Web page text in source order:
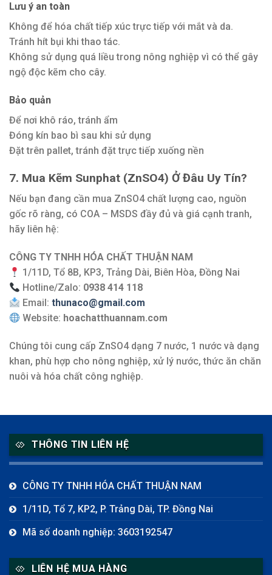
Lưu ý an toàn
Không để hóa chất tiếp xúc trực tiếp với mắt và da.
Tránh hít bụi khi thao tác.
Không sử dụng quá liều trong nông nghiệp vì có thể gây
ngộ độc kẽm cho cây.
Bảo quản
Để nơi khô ráo, tránh ẩm
Đóng kín bao bì sau khi sử dụng
Đặt trên pallet, tránh đặt trực tiếp xuống nền
7. Mua Kẽm Sunphat (ZnSO4) Ở Đâu Uy Tín?
Nếu bạn đang cần mua ZnSO4 chất lượng cao, nguồn
gốc rõ ràng, có COA – MSDS đầy đủ và giá cạnh tranh,
hãy liên hệ:
CÔNG TY TNHH HÓA CHẤT THUẬN NAM
1/11D, Tổ 8B, KP3, Trảng Dài, Biên Hòa, Đồng Nai
Hotline/Zalo: 0938 414 118
Email:thunaco@gmail.com
Website: hoachatthuannam.com
Chúng tôi cung cấp ZnSO4 dạng 7 nước, 1 nước và dạng
khan, phù hợp cho nông nghiệp, xử lý nước, thức ăn chăn
nuôi và hóa chất công nghiệp.
THÔNG TIN LIÊN HỆ
CÔNG TY TNHH HÓA CHẤT THUẬN NAM
1/11D, Tổ 7, KP2, P. Trảng Dài, TP. Đồng Nai
Mã số doanh nghiệp: 3603192547
LIÊN HỆ MUA HÀNG